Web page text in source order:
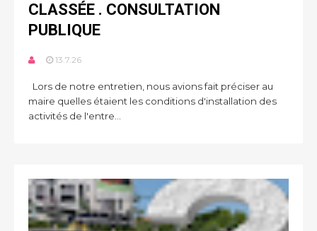
CLASSÉE . CONSULTATION
PUBLIQUE
13.7.26
Lors de notre entretien, nous avions fait préciser au
maire quelles étaient les conditions d'installation des
activités de l'entre...